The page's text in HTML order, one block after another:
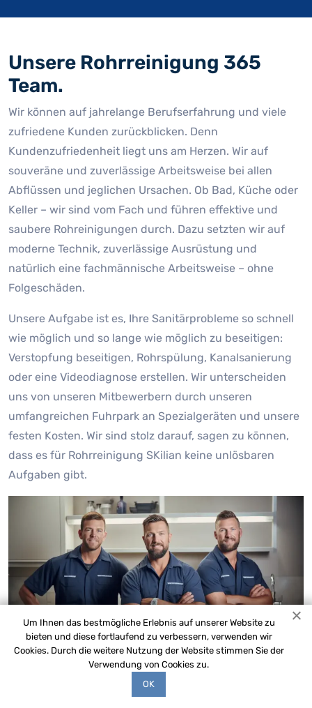
Unsere Rohrreinigung 365
Team.
Wir können auf jahrelange Berufserfahrung und viele
zufriedene Kunden zurückblicken. Denn
Kundenzufriedenheit liegt uns am Herzen. Wir auf
souveräne und zuverlässige Arbeitsweise bei allen
Abflüssen und jeglichen Ursachen. Ob Bad, Küche oder
Keller – wir sind vom Fach und führen effektive und
saubere Rohreinigungen durch. Dazu setzten wir auf
moderne Technik, zuverlässige Ausrüstung und
natürlich eine fachmännische Arbeitsweise – ohne
Folgeschäden.
Unsere Aufgabe ist es, Ihre Sanitärprobleme so schnell
wie möglich und so lange wie möglich zu beseitigen:
Verstopfung beseitigen, Rohrspülung, Kanalsanierung
oder eine Videodiagnose erstellen. Wir unterscheiden
uns von unseren Mitbewerbern durch unseren
umfangreichen Fuhrpark an Spezialgeräten und unsere
festen Kosten. Wir sind stolz darauf, sagen zu können,
dass es für Rohrreinigung SKilian keine unlösbaren
Aufgaben gibt.
Um Ihnen das bestmögliche Erlebnis auf unserer Website zu
bieten und diese fortlaufend zu verbessern, verwenden wir
Cookies. Durch die weitere Nutzung der Website stimmen Sie der
Verwendung von Cookies zu.
OK